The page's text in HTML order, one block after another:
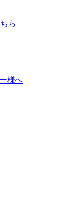
ら
様へ